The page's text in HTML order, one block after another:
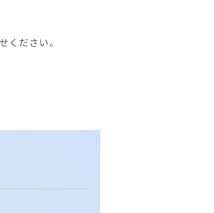
ください。